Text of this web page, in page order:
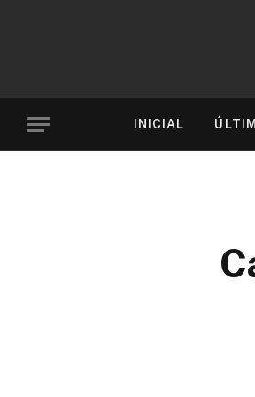
INICIAL